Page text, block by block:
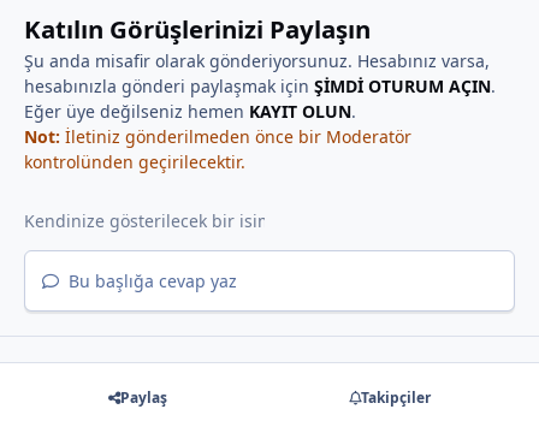
Katılın Görüşlerinizi Paylaşın
Şu anda misafir olarak gönderiyorsunuz. Hesabınız varsa,
hesabınızla gönderi paylaşmak için ŞİMDİ OTURUM AÇIN.
Eğer üye değilseniz hemen KAYIT OLUN.
Not: İletiniz gönderilmeden önce bir Moderatör
kontrolünden geçirilecektir.
Bu başlığa cevap yaz
Paylaş Takipçiler